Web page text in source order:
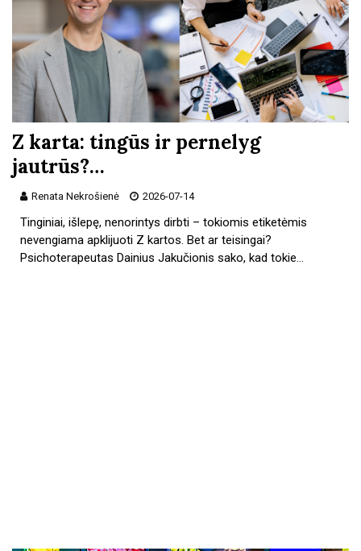
Z karta: tingūs ir pernelyg
jautrūs?…
Renata Nekrošienė 2026-07-14
Tinginiai, išlepę, nenorintys dirbti – tokiomis etiketėmis
nevengiama apklijuoti Z kartos. Bet ar teisingai?
Psichoterapeutas Dainius Jakučionis sako, kad tokie…